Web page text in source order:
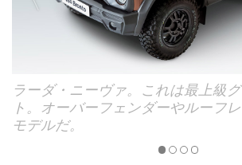
ラーダ・ニーヴァ。これは最上級
ト。オーバーフェンダーやルーフ
モデルだ。